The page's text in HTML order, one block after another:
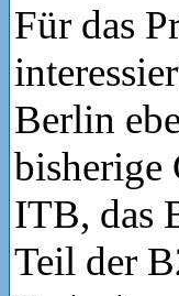
Für das
Berlin
bisherige
ITB, das
Teil der